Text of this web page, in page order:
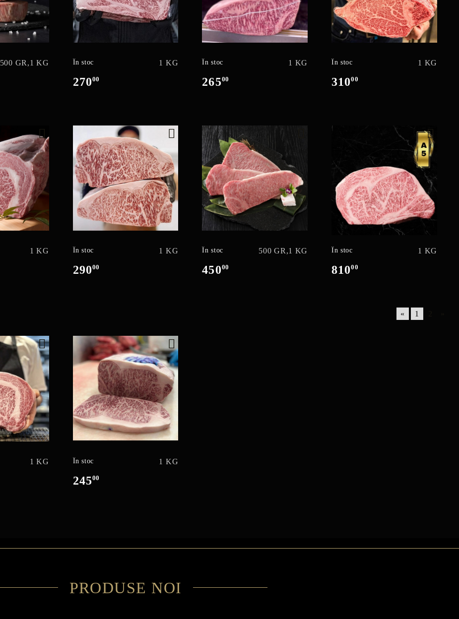
500 GR,1 KG În stoc 1 KG
27000
În stoc 1 KG
26500
În stoc 1 KG
31000
1 KG În stoc 1 KG
29000
În stoc 500 GR,1 KG
45000
În stoc 1 KG
81000
« 1
1 KG În stoc 1 KG
24500
PRODUSE NOI